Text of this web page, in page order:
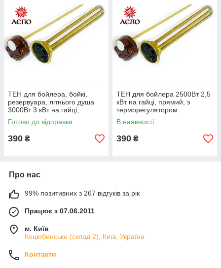
ТЕН для бойлера, бойкі,
резервуара, літнього душа
3000Вт 3 кВт на гайці,
прямий, з терморегулятором
Готово до відправки
390 ₴
ТЕН для бойлера 2500Вт 2,5
кВт на гайці, прямий, з
терморегулятором
В наявності
390 ₴
Про нас
99% позитивних з 267 відгуків за рік
Працює з 07.06.2011
м. Київ
Коцюбинське (склад 2), Київ, Україна
Контакти